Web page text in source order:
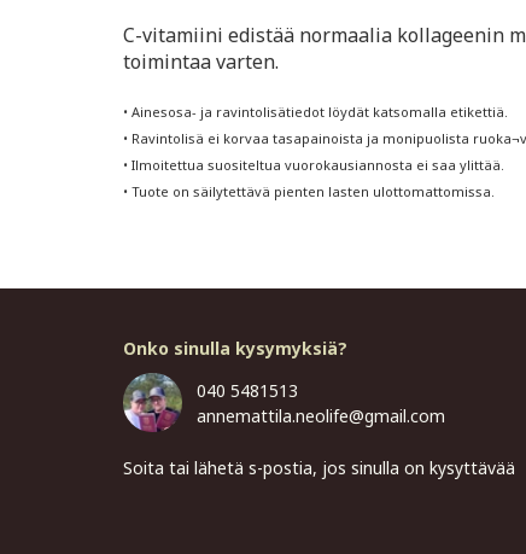
C-vitamiini edistää normaalia kollageenin
toimintaa varten.
• Ainesosa- ja ravintolisätiedot löydät katsomalla etikettiä.
• Ravintolisä ei korvaa tasapainoista ja monipuolista
• Ilmoitettua suositeltua vuorokausiannosta ei saa ylittää.
• Tuote on säilytettävä pienten lasten ulottomattomissa.
Onko sinulla kysymyksiä?
040 5481513
annemattila.neolife@gmail.com
Soita tai lähetä s-postia, jos sinulla on kysyttävää